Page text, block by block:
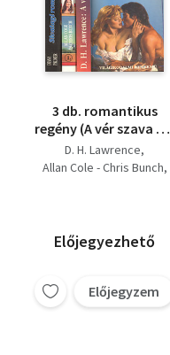
3 db. romantikus
regény (A vér szava + A
Szabadság Lánya +
Sivatagi románc)
D. H. Lawrence
Allan Cole - Chris Bunch
Előjegyezhető
Előjegyzem